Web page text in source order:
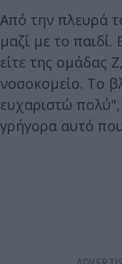
Από την πλευρά
μαζί με το
είτε της ομάδας
νοσοκομείο. Το
ευχαριστώ
γρήγορα αυτό που